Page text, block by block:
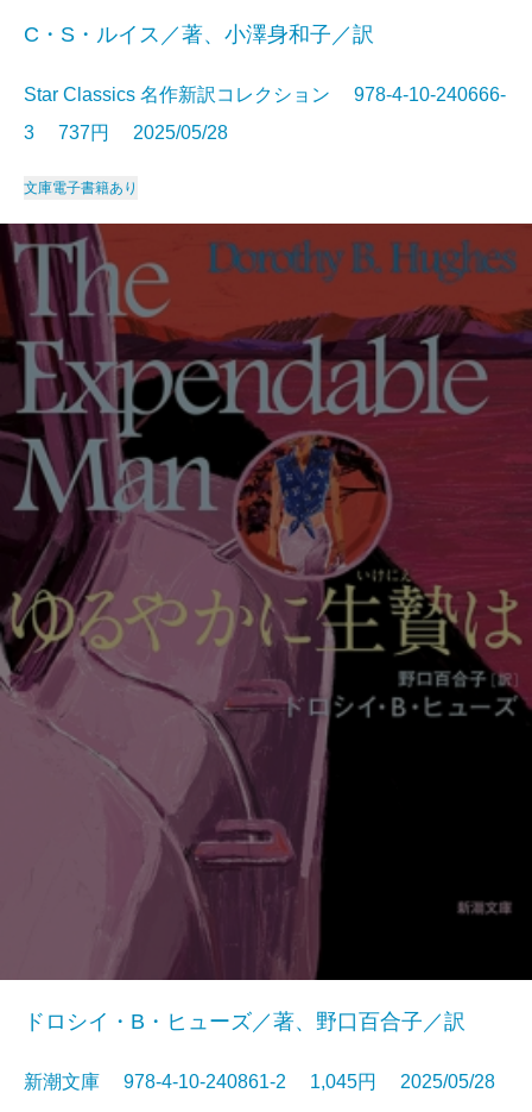
C・S・ルイス／著、小澤身和子／訳
Star Classics 名作新訳コレクション 978-4-10-240666-
3 737円 2025/05/28
文庫電子書籍あり
ドロシイ・B・ヒューズ／著、野口百合子／訳
新潮文庫 978-4-10-240861-2 1,045円 2025/05/28